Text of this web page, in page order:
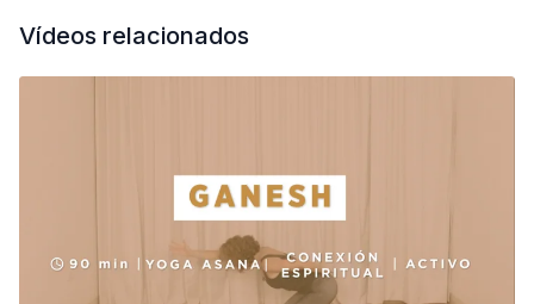
Vídeos relacionados